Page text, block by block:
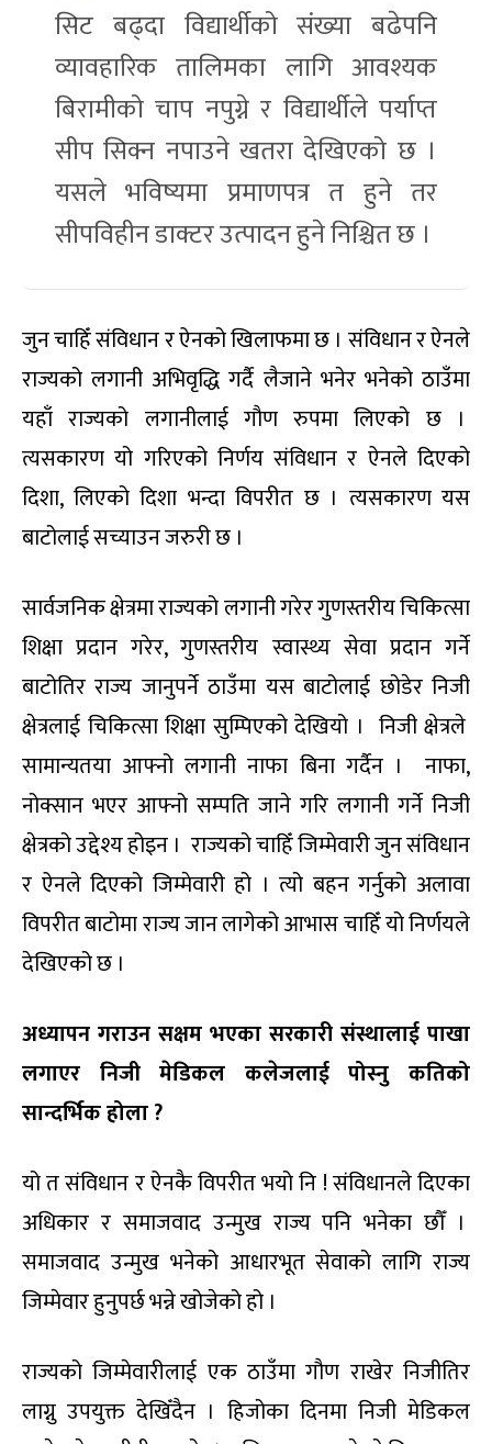
सिट बढ्दा विद्यार्थीको संख्या बढेपनि
व्यावहारिक तालिमका लागि आवश्यक
बिरामीको चाप नपुग्ने र विद्यार्थीले पर्याप्त
सीप सिक्न नपाउने खतरा देखिएको छ ।
यसले भविष्यमा प्रमाणपत्र त हुने तर
सीपविहीन डाक्टर उत्पादन हुने निश्चित छ ।
जुन चाहिँ संविधान र ऐनको खिलाफमा छ । संविधान र ऐनले
राज्यको लगानी अभिवृद्धि गर्दै लैजाने भनेर भनेको ठाउँमा
यहाँ राज्यको लगानीलाई गौण रुपमा लिएको छ ।
त्यसकारण यो गरिएको निर्णय संविधान र ऐनले दिएको
दिशा, लिएको दिशा भन्दा विपरीत छ । त्यसकारण यस
बाटोलाई सच्याउन जरुरी छ ।
सार्वजनिक क्षेत्रमा राज्यको लगानी गरेर गुणस्तरीय चिकित्सा
शिक्षा प्रदान गरेर, गुणस्तरीय स्वास्थ्य सेवा प्रदान गर्ने
बाटोतिर राज्य जानुपर्ने ठाउँमा यस बाटोलाई छोडेर निजी
क्षेत्रलाई चिकित्सा शिक्षा सुम्पिएको देखियो । निजी क्षेत्रले
सामान्यतया आफ्नो लगानी नाफा बिना गर्दैन । नाफा,
नोक्सान भएर आफ्नो सम्पति जाने गरि लगानी गर्ने निजी
क्षेत्रको उद्देश्य होइन । राज्यको चाहिँ जिम्मेवारी जुन संविधान
र ऐनले दिएको जिम्मेवारी हो । त्यो बहन गर्नुको अलावा
विपरीत बाटोमा राज्य जान लागेको आभास चाहिँ यो निर्णयले
देखिएको छ ।
अध्यापन गराउन सक्षम भएका सरकारी संस्थालाई पाखा
लगाएर निजी मेडिकल कलेजलाई पोस्नु कतिको
सान्दर्भिक होला ?
यो त संविधान र ऐनकै विपरीत भयो नि ! संविधानले दिएका
अधिकार र समाजवाद उन्मुख राज्य पनि भनेका छौँ ।
समाजवाद उन्मुख भनेको आधारभूत सेवाको लागि राज्य
जिम्मेवार हुनुपर्छ भन्ने खोजेको हो ।
राज्यको जिम्मेवारीलाई एक ठाउँमा गौण राखेर निजीतिर
लाग्नु उपयुक्त देखिँदैन । हिजोका दिनमा निजी मेडिकल